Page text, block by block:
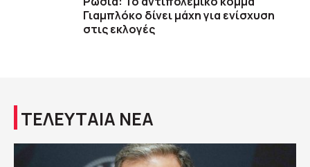
Γιαμπλόκο δίνει μάχη για ενίσχυση
στις εκλογές
ΤΕΛΕΥΤΑΙΑ ΝΕΑ